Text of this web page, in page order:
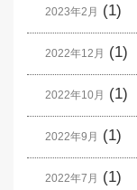
2023年2月 (1)
2022年12月 (1)
2022年10月 (1)
2022年9月 (1)
2022年7月 (1)